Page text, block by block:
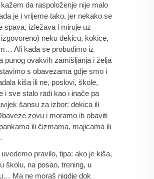
da raspoloženje nije malo
je i vrijeme tako, jer nekako se
spava, izležava i miruje uz
neku dekicu, kokice,
Ali kada se probudimo iz
punog ovakvih zamišljanja i želja
s obavezama gdje smo i
kiša ili ne, poslovi, škole,
i sve stalo radi kao i inače pa
šansu za izbor: dekica ili
zovu i moramo ih obaviti
ili čizmama, majicama ili
uvedemo pravilo, tipa: ako je kiša,
školu, na posao, trening, u
Ma ne moraš nigdje dok